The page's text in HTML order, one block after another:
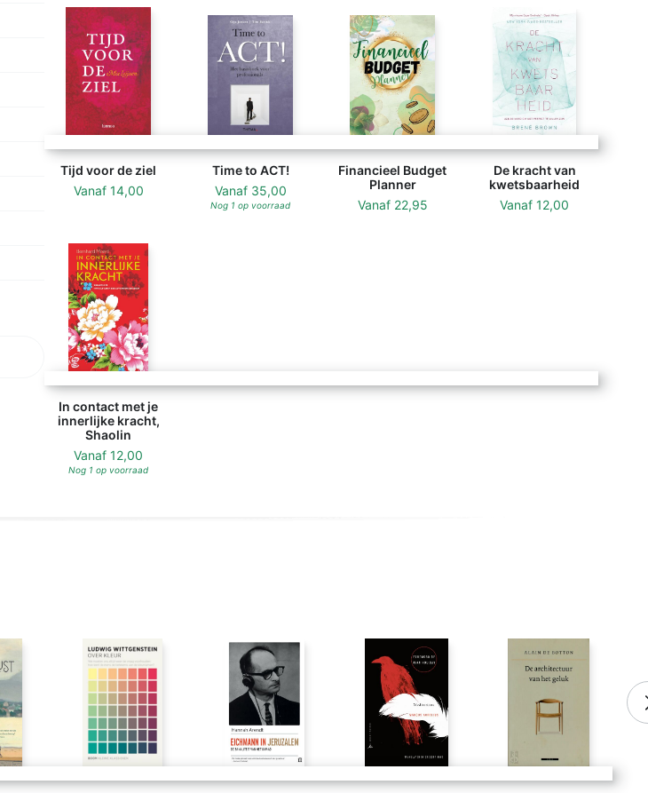
Tijd voor de ziel
Vanaf 14,00
Time to ACT!
Vanaf 35,00
Nog 1 op voorraad
Financieel Budget
Planner
Vanaf 22,95
De kracht van
kwetsbaarheid
Vanaf 12,00
In contact met je
innerlijke kracht,
Shaolin
Vanaf 12,00
Nog 1 op voorraad